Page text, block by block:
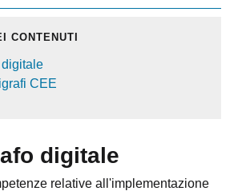
CONTENUTI
CEE
digitale
relative all'implementazione